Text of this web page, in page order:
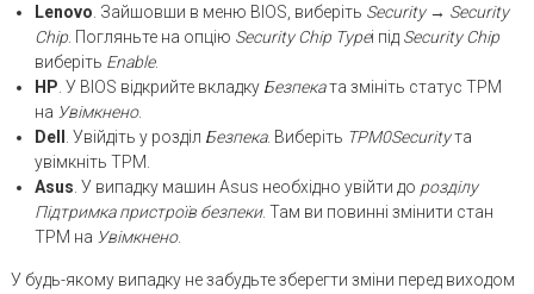
Lenovo. Зайшовши в меню BIOS, виберіть Security → Security
Chip. Погляньте на опцію Security Chip Typeі під Security Chip
виберіть Enable.
HP. У BIOS відкрийте вкладку Безпеката змініть статус TPM
на Увімкнено.
Dell . Увійдіть у розділ Безпека. Виберіть TPM0Securityта
увімкніть TPM.
Asus. У випадку машин Asus необхідно увійти до розділу
Підтримка пристроїв безпеки. Там ви повинні змінити стан
TPM на Увімкнено.
У будь-якому випадку не забудьте зберегти зміни перед виходом